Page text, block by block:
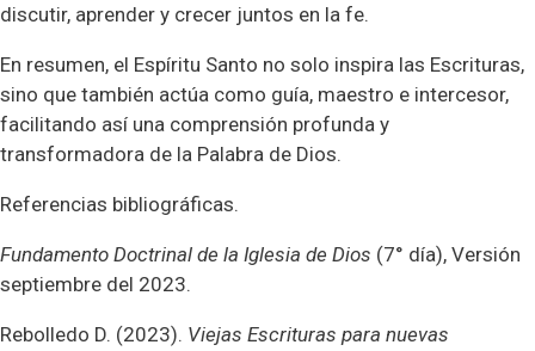
discutir, aprender y crecer juntos en la fe.
En resumen, el Espíritu Santo no solo inspira las Escrituras,
sino que también actúa como guía, maestro e intercesor,
facilitando así una comprensión profunda y
transformadora de la Palabra de Dios.
Referencias bibliográficas.
Fundamento Doctrinal de la Iglesia de Dios (7° día), Versión
septiembre del 2023.
Rebolledo D. (2023). Viejas Escrituras para nuevas